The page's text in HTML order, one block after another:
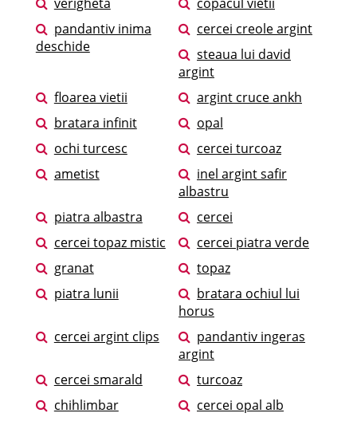
pandantiv inima
deschide
cercei creole argint
steaua lui david
argint
floarea vietii
argint cruce ankh
bratara infinit
opal
ochi turcesc
cercei turcoaz
ametist
inel argint safir
albastru
piatra albastra
cercei
cercei topaz mistic
cercei piatra verde
granat
topaz
piatra lunii
bratara ochiul lui
horus
cercei argint clips
pandantiv ingeras
argint
cercei smarald
turcoaz
chihlimbar
cercei opal alb